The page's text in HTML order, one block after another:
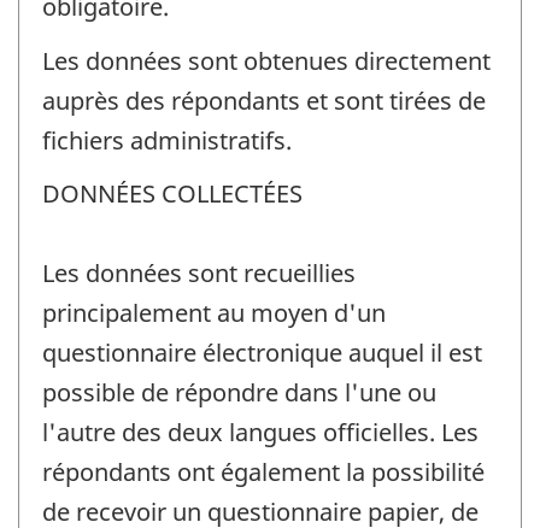
obligatoire.
Les données sont obtenues directement
auprès des répondants et sont tirées de
fichiers administratifs.
DONNÉES COLLECTÉES
Les données sont recueillies
principalement au moyen d'un
questionnaire électronique auquel il est
possible de répondre dans l'une ou
l'autre des deux langues officielles. Les
répondants ont également la possibilité
de recevoir un questionnaire papier, de